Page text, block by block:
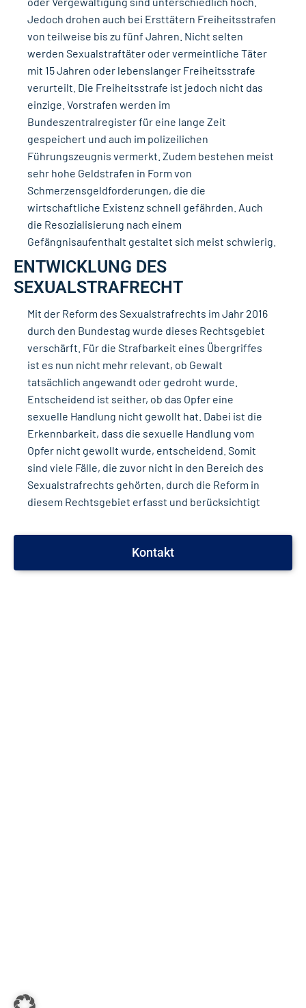
Jedoch drohen auch bei Ersttätern Freiheitsstrafen
von teilweise bis zu fünf Jahren. Nicht selten
werden Sexualstraftäter oder vermeintliche Täter
mit 15 Jahren oder lebenslanger Freiheitsstrafe
verurteilt. Die Freiheitsstrafe ist jedoch nicht das
einzige. Vorstrafen werden im
Bundeszentralregister für eine lange Zeit
gespeichert und auch im polizeilichen
Führungszeugnis vermerkt. Zudem bestehen meist
sehr hohe Geldstrafen in Form von
Schmerzensgeldforderungen, die die
wirtschaftliche Existenz schnell gefährden. Auch
die Resozialisierung nach einem
Gefängnisaufenthalt gestaltet sich meist schwierig.
ENTWICKLUNG DES
SEXUALSTRAFRECHT
Mit der Reform des Sexualstrafrechts im Jahr 2016
durch den Bundestag wurde dieses Rechtsgebiet
verschärft. Für die Strafbarkeit eines Übergriffes
ist es nun nicht mehr relevant, ob Gewalt
tatsächlich angewandt oder gedroht wurde.
Entscheidend ist seither, ob das Opfer eine
sexuelle Handlung nicht gewollt hat. Dabei ist die
Erkennbarkeit, dass die sexuelle Handlung vom
Opfer nicht gewollt wurde, entscheidend. Somit
sind viele Fälle, die zuvor nicht in den Bereich des
Sexualstrafrechts gehörten, durch die Reform in
diesem Rechtsgebiet erfasst und berücksichtigt
Kontakt